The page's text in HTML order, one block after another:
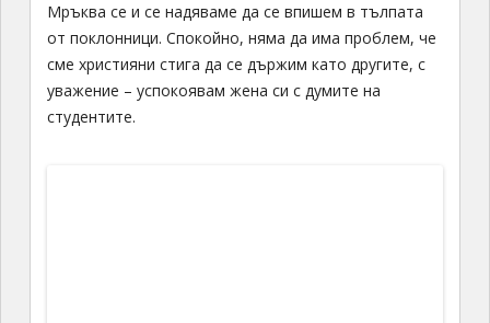
Мръква се и се надяваме да се впишем в тълпата
от поклонници. Спокойно, няма да има проблем, че
сме християни стига да се държим като другите, с
уважение – успокоявам жена си с думите на
студентите.